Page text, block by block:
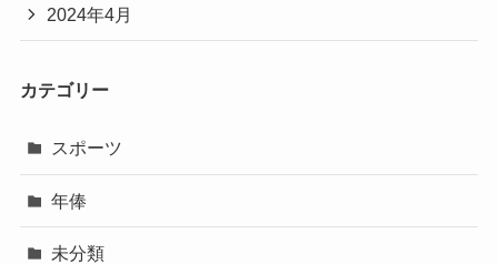
2024年4月
カテゴリー
スポーツ
年俸
未分類